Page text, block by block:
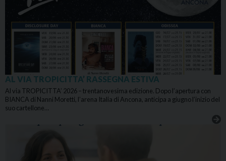
AL VIA TROPICITTA’ RASSEGNA ESTIVA
Al via TROPICITTA’ 2026 – trentanovesima edizione. Dopo l’apertura con
BIANCA di Nanni Moretti, l’arena Italia di Ancona, anticipa a giugno l’inizio del
suo cartellone…